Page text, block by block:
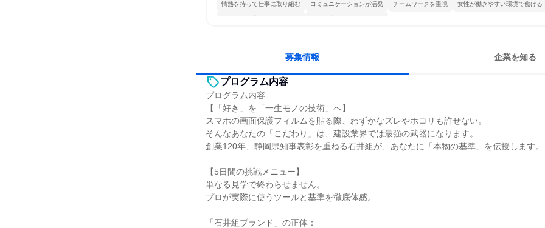
情熱を持って仕事に取り組む コミュニケーションが活発 チームワークを重視 女性が働きやすい環境で働ける
長く同じ会社に居続けられる 多様な職種の人と関われる
募集情報 企業を知る
プログラム内容
プログラム内容
【「好き」を「一生モノの技術」へ】
スマホの画面保護フィルムを貼る際、わずかなズレやホコリも許せない。
そんなあなたの「こだわり」は、建設業界では最強の武器になります。
創業120年、静岡県知事表彰を重ねる石井組が、あなたに「本物の基準」を伝授します。
【5日間の挑戦メニュー】
単なる見学で終わらせません。
プロが実際に使うツールと基準を徹底体感。
「石井組ブランド」の正体：